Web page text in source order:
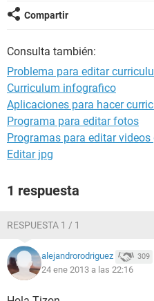
Compartir
Consulta también:
Problema para editar
Curriculum infografico
Aplicaciones para hacer
Programa para editar fotos
Programas para editar videos
Editar jpg
1 respuesta
RESPUESTA 1 / 1
alejandrorodriguez 309
24 ene 2013 a las 22:16